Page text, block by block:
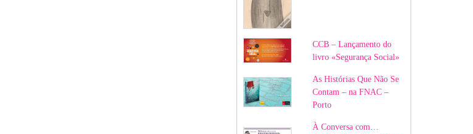
CCB – Lançamento do
livro «Segurança Social»
As Histórias Que Não Se
Contam – na FNAC –
Porto
À Conversa com…